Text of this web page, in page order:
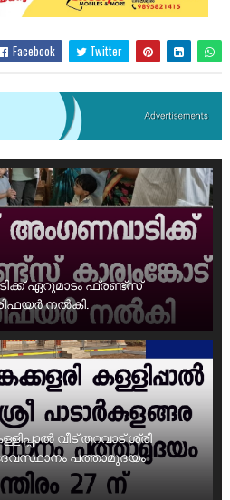
Facebook Twitter
ഏറുമാടം ഫ്രണ്ട്സ്
നൽകി.
വീട് തറവാട് ശ്രീ
പത്താമുദയം